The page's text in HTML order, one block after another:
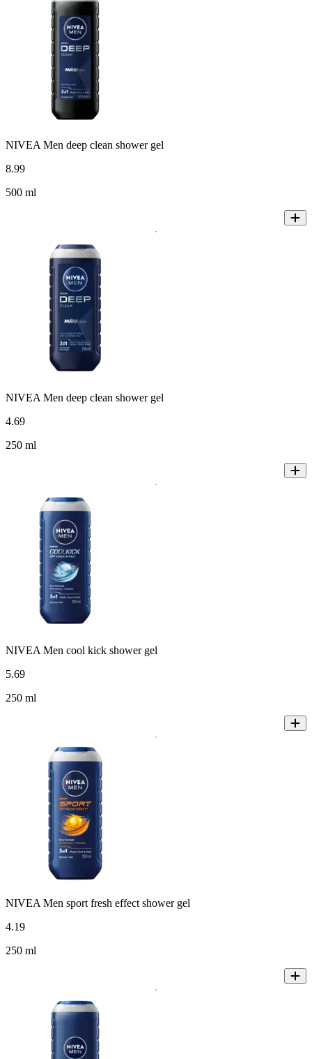
NIVEA Men deep clean shower gel
8.99
500 ml
NIVEA Men deep clean shower gel
4.69
250 ml
NIVEA Men cool kick shower gel
5.69
250 ml
NIVEA Men sport fresh effect shower gel
4.19
250 ml